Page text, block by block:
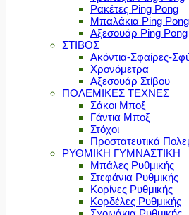
Ρακέτες Ping Pong
Μπαλάκια Ping Pong
Αξεσουάρ Ping Pong
ΣΤΙΒΟΣ
Ακόντια-Σφαίρες-
Χρονόμετρα
Αξεσουάρ Στίβου
ΠΟΛΕΜΙΚΕΣ ΤΕΧΝΕΣ
Σάκοι Μποξ
Γάντια Μποξ
Στόχοι
Προστατευτικά
ΡΥΘΜΙΚΗ ΓΥΜΝΑΣΤΙΚΗ
Μπάλες Ρυθμικής
Στεφάνια Ρυθμικής
Κορίνες Ρυθμικής
Κορδέλες Ρυθμικής